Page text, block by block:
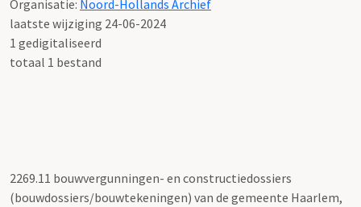
Organisatie: Noord-Hollands Archief
laatste wijziging 24-06-2024
1 gedigitaliseerd
totaal 1 bestand
2269.11 bouwvergunningen- en constructiedossiers
(bouwdossiers/bouwtekeningen) van de gemeente Haarlem,